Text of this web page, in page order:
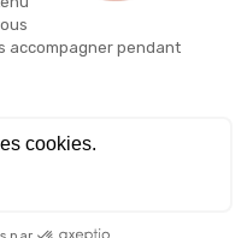
avec amour dans de
la planête.